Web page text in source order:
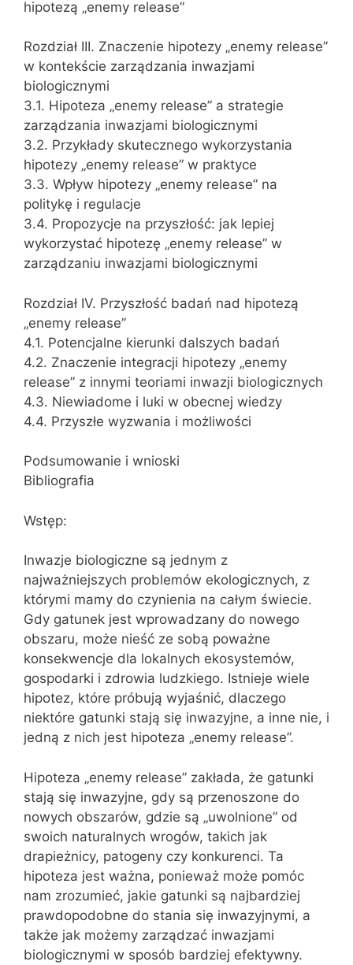
hipotezą „enemy release”
Rozdział III. Znaczenie hipotezy „enemy release”
w kontekście zarządzania inwazjami
biologicznymi
3.1. Hipoteza „enemy release” a strategie
zarządzania inwazjami biologicznymi
3.2. Przykłady skutecznego wykorzystania
hipotezy „enemy release” w praktyce
3.3. Wpływ hipotezy „enemy release” na
politykę i regulacje
3.4. Propozycje na przyszłość: jak lepiej
wykorzystać hipotezę „enemy release” w
zarządzaniu inwazjami biologicznymi
Rozdział IV. Przyszłość badań nad hipotezą
„enemy release”
4.1. Potencjalne kierunki dalszych badań
4.2. Znaczenie integracji hipotezy „enemy
release” z innymi teoriami inwazji biologicznych
4.3. Niewiadome i luki w obecnej wiedzy
4.4. Przyszłe wyzwania i możliwości
Podsumowanie i wnioski
Bibliografia
Wstęp:
Inwazje biologiczne są jednym z
najważniejszych problemów ekologicznych, z
którymi mamy do czynienia na całym świecie.
Gdy gatunek jest wprowadzany do nowego
obszaru, może nieść ze sobą poważne
konsekwencje dla lokalnych ekosystemów,
gospodarki i zdrowia ludzkiego. Istnieje wiele
hipotez, które próbują wyjaśnić, dlaczego
niektóre gatunki stają się inwazyjne, a inne nie, i
jedną z nich jest hipoteza „enemy release”.
Hipoteza „enemy release” zakłada, że gatunki
stają się inwazyjne, gdy są przenoszone do
nowych obszarów, gdzie są „uwolnione” od
swoich naturalnych wrogów, takich jak
drapieżnicy, patogeny czy konkurenci. Ta
hipoteza jest ważna, ponieważ może pomóc
nam zrozumieć, jakie gatunki są najbardziej
prawdopodobne do stania się inwazyjnymi, a
także jak możemy zarządzać inwazjami
biologicznymi w sposób bardziej efektywny.